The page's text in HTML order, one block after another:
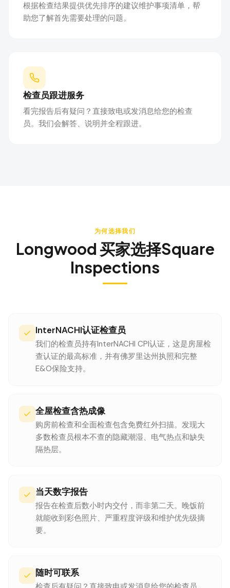
根据检查结果提供优先排序的建议维护事项清单，帮
助您了解首先需要处理的问题。
检查员跟进服务
看完报告后有疑问？直接致电或发消息给您的检查
员。我们会解答、说明并全程跟进。
为何选择我们
Longwood 买家选择Square
Inspections
InterNACHI认证检查员
我们的检查员持有InterNACHI CPI认证，这是房屋检
查认证的最高标准，并有佛罗里达州执照和完整
E&O保险支持。
全屋检查含热成像
购房前检查和全面检查包含免费红外扫描。发现大
多数检查员根本不查的隐藏潮湿、电气热点和缺失
隔热层。
当天数字报告
报告在检查后数小时内交付，而非第二天。晚饭前
就能收到彩色照片、严重程度评级和维护优先级摘
要。
随时可联系